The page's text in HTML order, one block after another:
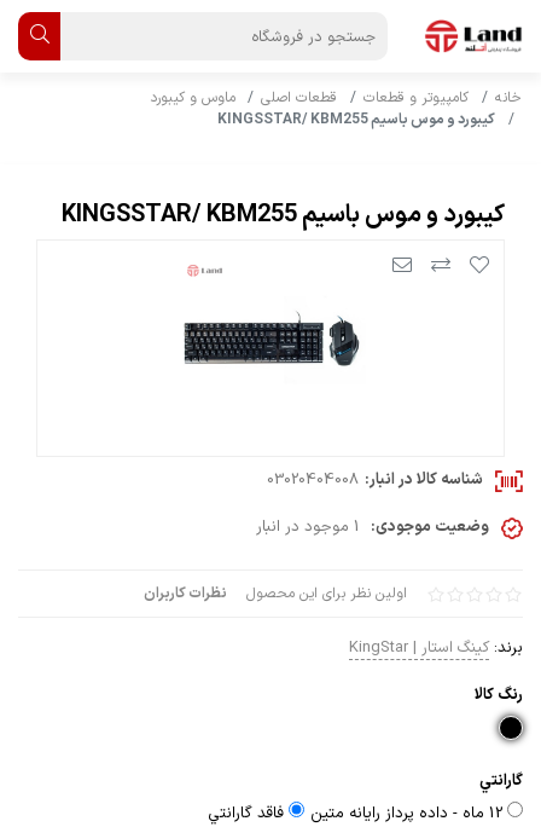
خانه کامپیوتر و قطعات قطعات اصلی
ماوس و کیبورد
کیبورد و موس باسیم KINGSSTAR/ KBM255
کیبورد و موس باسیم KINGSSTAR/ KBM255
اولین نظر برای این محصول نظرات کاربران
برند: کینگ استار | KingStar
رنگ كالا
گارانتي
12 ماه - داده پرداز رايانه متين فاقد گارانتي
شناسه کالا در انبار: 03020404008
وضعیت موجودی: 1 موجود در انبار